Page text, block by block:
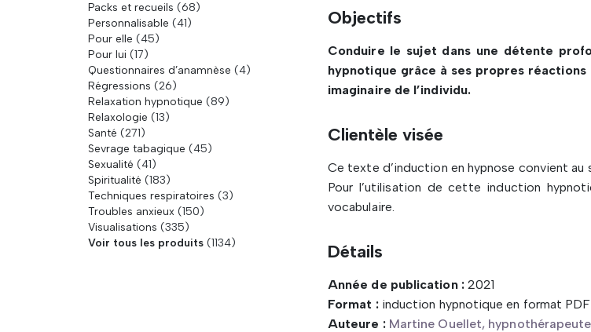
Packs et recueils (68)
Personnalisable (41)
Pour elle (45)
Pour lui (17)
Questionnaires d’anamnèse (4)
Régressions (26)
Relaxation hypnotique (89)
Relaxologie (13)
Santé (271)
Sevrage tabagique (45)
Sexualité (41)
Spiritualité (183)
Techniques respiratoires (3)
Troubles anxieux (150)
Visualisations (335)
Voir tous les produits (1134)
Objectifs
Conduire le sujet dans une détente
hypnotique grâce à ses propres
imaginaire de l’individu.
Clientèle visée
Ce texte d’induction en hypnose convient au
Pour l’utilisation de cette induction
vocabulaire.
Détails
Année de publication :2021
Format :induction hypnotique en format
Auteure : Martine Ouellet,